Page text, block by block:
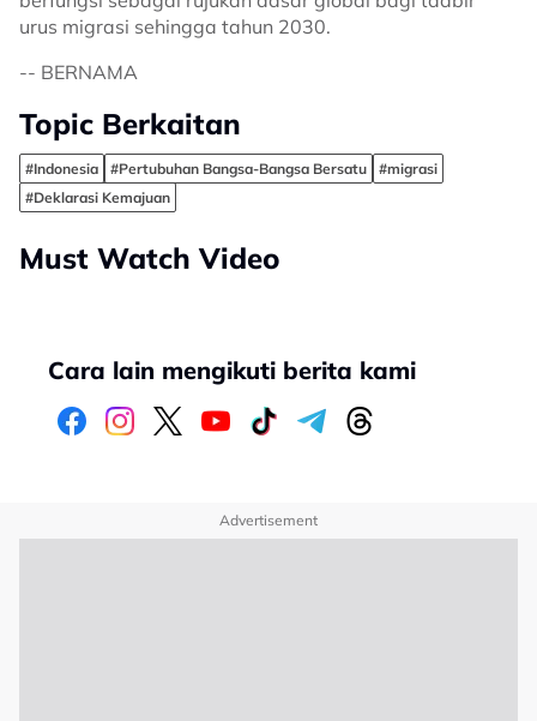
urus migrasi sehingga tahun 2030.
-- BERNAMA
Topic Berkaitan
#Indonesia #Pertubuhan Bangsa-Bangsa Bersatu
#migrasi
#Deklarasi Kemajuan
Must Watch Video
Cara lain mengikuti berita kami
Advertisement